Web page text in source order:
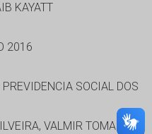
KAYATT
2016
SOCIAL DOS
VALMIR TOMAZ DE